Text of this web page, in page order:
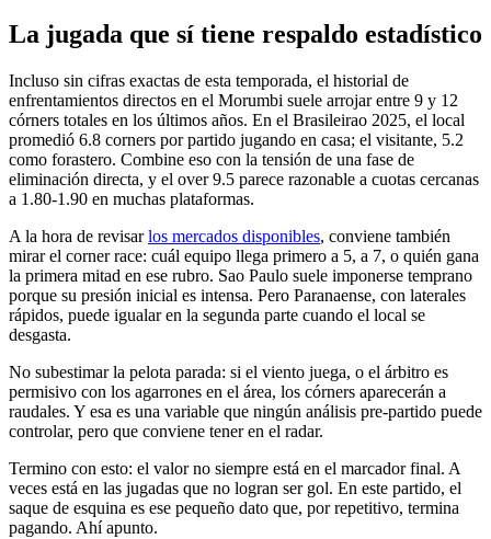
La jugada que sí tiene respaldo estadístico
Incluso sin cifras exactas de esta temporada, el historial de
enfrentamientos directos en el Morumbi suele arrojar entre 9 y 12
córners totales en los últimos años. En el Brasileirao 2025, el local
promedió 6.8 corners por partido jugando en casa; el visitante, 5.2
como forastero. Combine eso con la tensión de una fase de
eliminación directa, y el over 9.5 parece razonable a cuotas cercanas
a 1.80-1.90 en muchas plataformas.
A la hora de revisarlos mercados disponibles, conviene también
mirar el corner race: cuál equipo llega primero a 5, a 7, o quién gana
la primera mitad en ese rubro. Sao Paulo suele imponerse temprano
porque su presión inicial es intensa. Pero Paranaense, con laterales
rápidos, puede igualar en la segunda parte cuando el local se
desgasta.
No subestimar la pelota parada: si el viento juega, o el árbitro es
permisivo con los agarrones en el área, los córners aparecerán a
raudales. Y esa es una variable que ningún análisis pre-partido puede
controlar, pero que conviene tener en el radar.
Termino con esto: el valor no siempre está en el marcador final. A
veces está en las jugadas que no logran ser gol. En este partido, el
saque de esquina es ese pequeño dato que, por repetitivo, termina
pagando. Ahí apunto.